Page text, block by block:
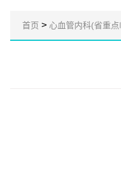
首页 > 心血管内科(省重